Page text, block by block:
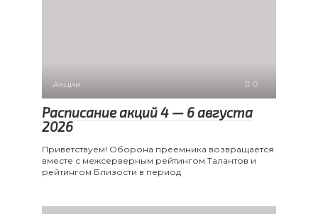
Акции 0
Расписание акций 4 — 6 августа
2026
Приветствуем! Оборона преемника возвращается
вместе с межсерверным рейтингом Талантов и
рейтингом Близости в период